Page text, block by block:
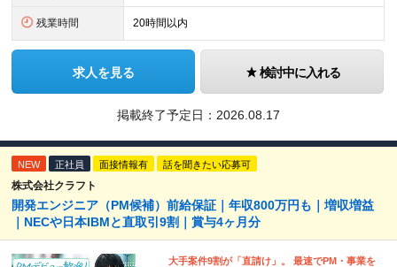
残業時間 20時間以内
求人を見る 検討中に入れる
掲載終了予定日： 2026.08.17
NEW 正社員 面接情報有 話を聞きたい応募可
株式会社クラフト
開発エンジニア（PM候補）前給保証｜年収800万円も｜増収増益
｜NECや日本IBMと直取引9割｜賞与4ヶ月分
大手案件9割が「直請け」。 最速でPM・事業を